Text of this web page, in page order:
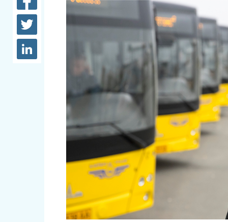
Структура
Рішення та розпорядження
Проєкти розпоряджень, що
перебувають на погодженні
КМВА
Лікарні
Освіта
заклади
Дороги,
парковки